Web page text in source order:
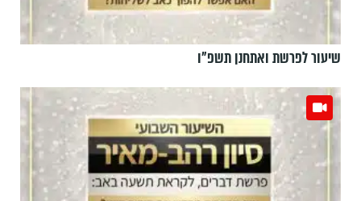
שיעור לפרשת ואתחנן תשפ"ו